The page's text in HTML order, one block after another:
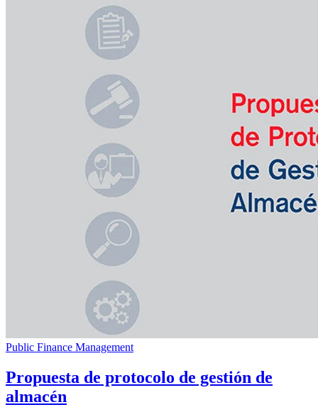
Public Finance Management
Propuesta de protocolo de gestión de
almacén